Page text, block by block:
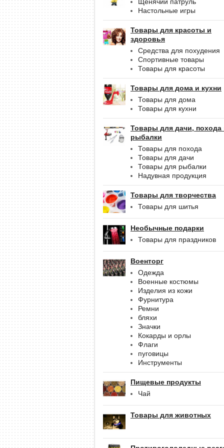
Настольные игры
Товары для красоты и
здоровья
Средства для похудения
Спортивные товары
Товары для красоты
Товары для дома и кухни
Товары для дома
Товары для кухни
Товары для дачи, похода
рыбалки
Товары для похода
Товары для дачи
Товары для рыбалки
Надувная продукция
Товары для творчества
Товары для шитья
Необычные подарки
Товары для праздников
Военторг
Одежда
Военные костюмы
Изделия из кожи
Фурнитура
Ремни
бляхи
Значки
Кокарды и орлы
Флаги
пуговицы
Инструменты
Пищевые продукты
Чай
Товары для животных